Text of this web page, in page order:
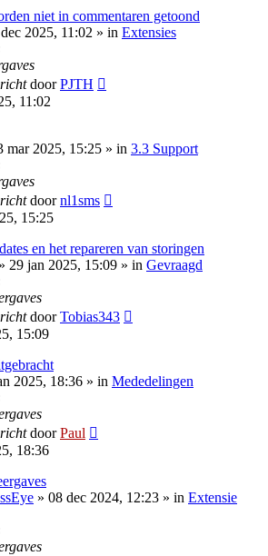
niet in commentaren getoond
2025, 11:02 » in Extensies
doorPJTH
11:02
mar 2025, 15:25 » in 3.3 Support
doornl1sms
15:25
en het repareren van storingen
» 29 jan 2025, 15:09 » in Gevraagd
doorTobias343
15:09
2025, 18:36 » in Mededelingen
doorPaul
18:36
» 08 dec 2024, 12:23 » in Extensie